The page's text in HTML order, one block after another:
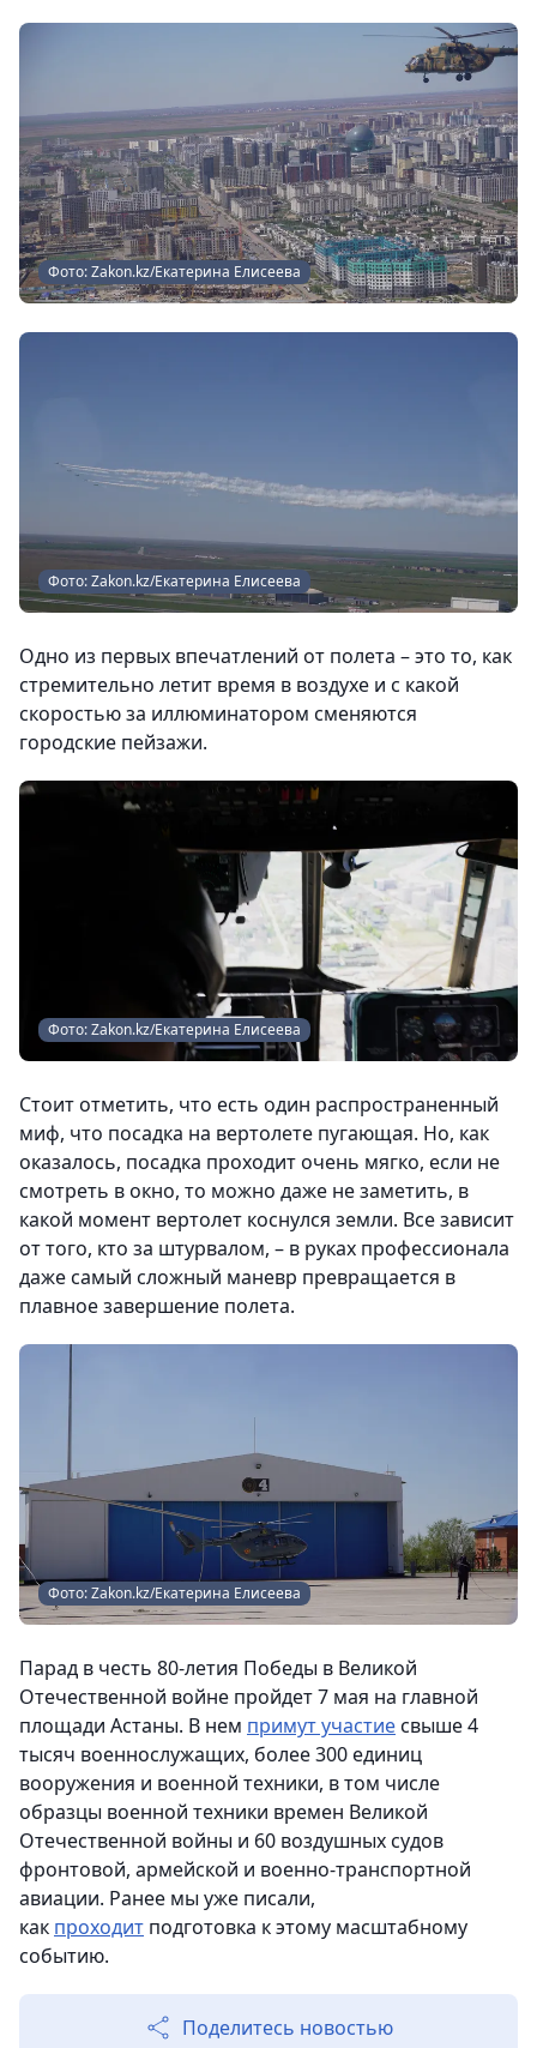
Фото: Zakon.kz/Екатерина Елисеева
Фото: Zakon.kz/Екатерина Елисеева
Одно из первых впечатлений от полета – это то, как
стремительно летит время в воздухе и с какой
скоростью за иллюминатором сменяются
городские пейзажи.
Фото: Zakon.kz/Екатерина Елисеева
Стоит отметить, что есть один распространенный
миф, что посадка на вертолете пугающая. Но, как
оказалось, посадка проходит очень мягко, если не
смотреть в окно, то можно даже не заметить, в
какой момент вертолет коснулся земли. Все зависит
от того, кто за штурвалом, – в руках профессионала
даже самый сложный маневр превращается в
плавное завершение полета.
Фото: Zakon.kz/Екатерина Елисеева
Парад в честь 80-летия Победы в Великой
Отечественной войне пройдет 7 мая на главной
площади Астаны. В нем примут участиесвыше 4
тысяч военнослужащих, более 300 единиц
вооружения и военной техники, в том числе
образцы военной техники времен Великой
Отечественной войны и 60 воздушных судов
фронтовой, армейской и военно-транспортной
авиации. Ранее мы уже писали,
как проходит подготовка к этому масштабному
событию.
Поделитесь новостью